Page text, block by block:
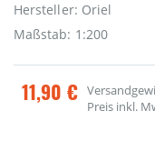
Hersteller: Oriel
Maßstab: 1:200
11,90 €
Preis inkl.